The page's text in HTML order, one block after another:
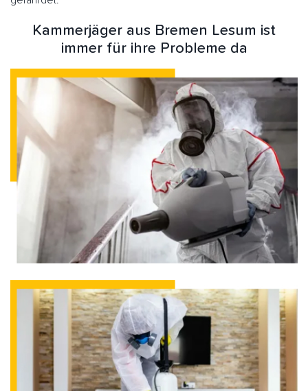
Kammerjäger aus Bremen Lesum ist
immer für ihre Probleme da